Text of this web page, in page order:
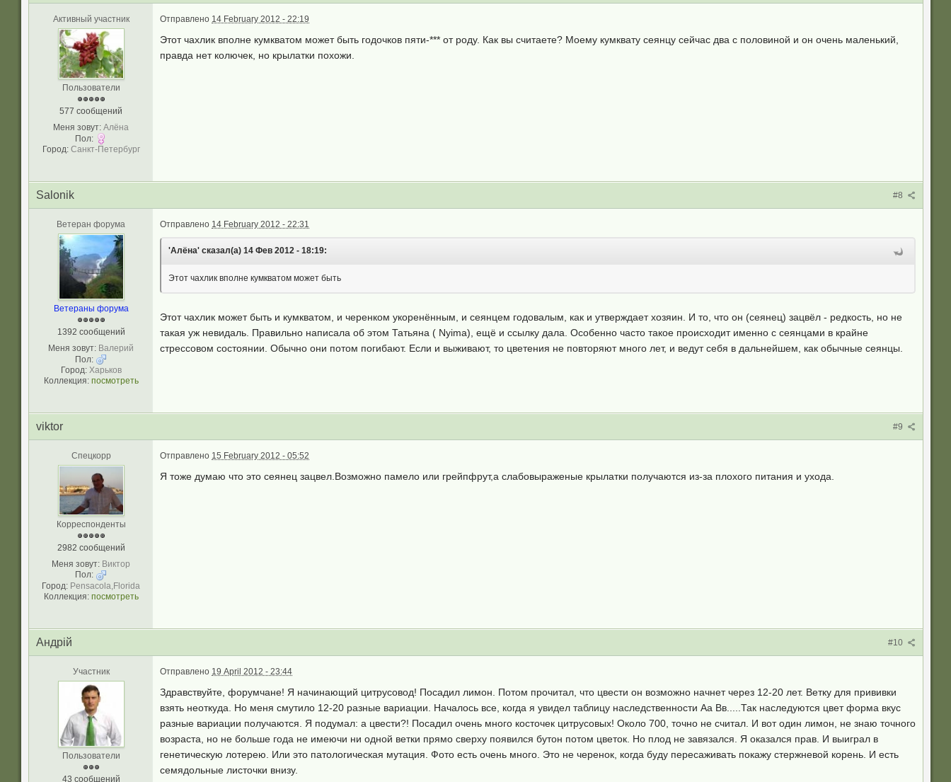
Активный участник
Пользователи
577 сообщений
Меня зовут: Алёна
Пол:
Город: Санкт-Петербург
Отправлено 14 February 2012 - 22:19
Этот чахлик вполне кумкватом может быть годочков пяти-*** от роду. Как вы считаете? Моему кумквату сеянцу сейчас два с половиной и он очень маленький,
правда нет колючек, но крылатки похожи.
#8
Salonik
Ветеран форума
Ветераны форума
1392 сообщений
Меня зовут: Валерий
Пол:
Город: Харьков
Коллекция: посмотреть
Отправлено 14 February 2012 - 22:31
'Алёна' сказал(а) 14 Фев 2012 - 18:19:
Этот чахлик вполне кумкватом может быть
Этот чахлик может быть и кумкватом, и черенком укоренённым, и сеянцем годовалым, как и утверждает хозяин. И то, что он (сеянец) зацвёл - редкость, но не
такая уж невидаль. Правильно написала об этом Татьяна ( Nyima), ещё и ссылку дала. Особенно часто такое происходит именно с сеянцами в крайне
стрессовом состоянии. Обычно они потом погибают. Если и выживают, то цветения не повторяют много лет, и ведут себя в дальнейшем, как обычные сеянцы.
#9
viktor
Спецкорр
Корреспонденты
2982 сообщений
Меня зовут: Виктор
Пол:
Город: Pensacola,Florida
Коллекция: посмотреть
Отправлено 15 February 2012 - 05:52
Я тоже думаю что это сеянец зацвел.Возможно памело или грейпфрут,а слабовыраженые крылатки получаются из-за плохого питания и ухода.
#10
Андрій
Участник
Пользователи
43 сообщений
Отправлено 19 April 2012 - 23:44
Здравствуйте, форумчане! Я начинающий цитрусовод! Посадил лимон. Потом прочитал, что цвести он возможно начнет через 12-20 лет. Ветку для прививки
взять неоткуда. Но меня смутило 12-20 разные вариации. Началось все, когда я увидел таблицу наследственности Аа Вв.....Так наследуются цвет форма вкус
разные вариации получаются. Я подумал: а цвести?! Посадил очень много косточек цитрусовых! Около 700, точно не считал. И вот один лимон, не знаю точного
возраста, но не больше года не имеючи ни одной ветки прямо сверху появился бутон потом цветок. Но плод не завязался. Я оказался прав. И выиграл в
генетическую лотерею. Или это патологическая мутация. Фото есть очень много. Это не черенок, когда буду пересаживать покажу стержневой корень. И есть
семядольные листочки внизу.